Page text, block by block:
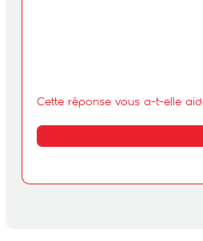
Cette réponse vous a-t-elle